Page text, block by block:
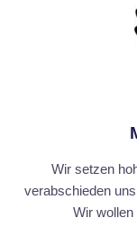
Wir setzen
verabschieden
Wir wollen